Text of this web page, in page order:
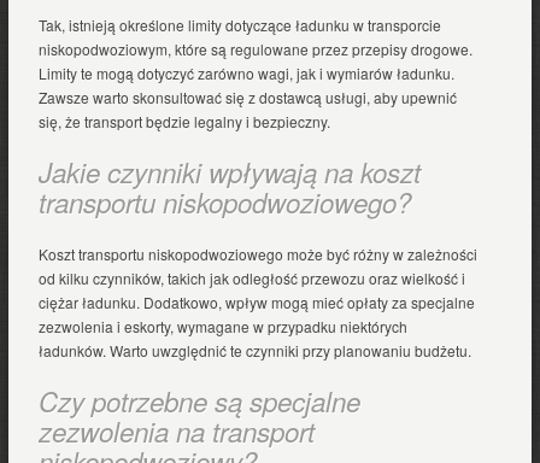
Tak, istnieją określone limity dotyczące ładunku w transporcie
niskopodwoziowym, które są regulowane przez przepisy drogowe.
Limity te mogą dotyczyć zarówno wagi, jak i wymiarów ładunku.
Zawsze warto skonsultować się z dostawcą usługi, aby upewnić
się, że transport będzie legalny i bezpieczny.
Jakie czynniki wpływają na koszt
transportu niskopodwoziowego?
Koszt transportu niskopodwoziowego może być różny w zależności
od kilku czynników, takich jak odległość przewozu oraz wielkość i
ciężar ładunku. Dodatkowo, wpływ mogą mieć opłaty za specjalne
zezwolenia i eskorty, wymagane w przypadku niektórych
ładunków. Warto uwzględnić te czynniki przy planowaniu budżetu.
Czy potrzebne są specjalne
zezwolenia na transport